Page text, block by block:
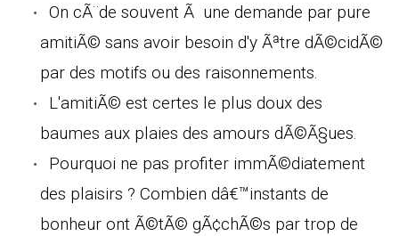
On cÃ¨de souvent Ã une demande par pure
amitiÃ© sans avoir besoin d'y Ãªtre dÃ©cidÃ©
par des motifs ou des raisonnements.
L'amitiÃ© est certes le plus doux des
baumes aux plaies des amours dÃ©Ã§ues.
Pourquoi ne pas profiter immÃ©diatement
des plaisirs ? Combien dâ€™instants de
bonheur ont Ã©tÃ© gÃ¢chÃ©s par trop de